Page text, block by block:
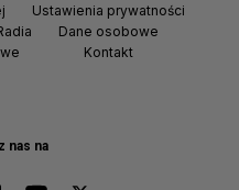
nas na
Ustawienia prywatności
Dane osobowe
Kontakt